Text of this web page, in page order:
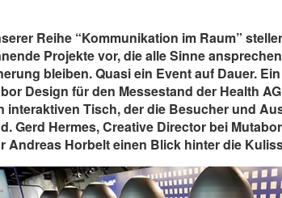
Reihe “Kommunikation im Raum”
Projekte vor, die alle Sinne
bleiben. Quasi ein Event auf Dauer.
Design für den Messestand der Health
interaktiven Tisch, der die Besucher und
Gerd Hermes, Creative Director bei
Andreas Horbelt einen Blick hinter die